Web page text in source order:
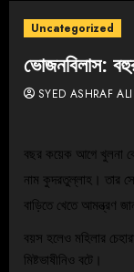
Uncategorized
ভোজনবিলাস:
SYED ASHRAF ALI
বছর কয়েক আগে খুলনা
নাম কুদরতুল্লাহ। তার
বাড়িতে খেতে আমন্ত্রণ
বয়স হলেও মহিলার
মিষ্টভাষীনিও বটে।